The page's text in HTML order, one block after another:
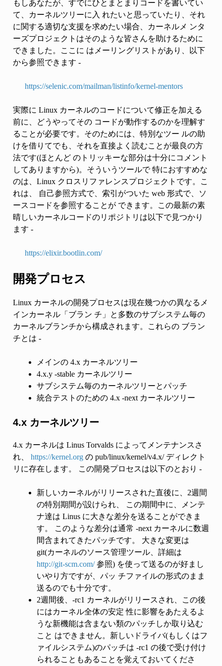
もしあなたが、すでにひとまとまりコードを書いてい
て、カーネルツリーに入 れたいと思っていたり、それ
に関する適切な支援を求めたい場合、カーネルメ ンタ
ーズプロジェクトはそのような皆さんを助けるために
できました。ここに はメーリングリストがあり、以下
から参照できます -
https://selenic.com/mailman/listinfo/kernel-mentors
実際に Linux カーネルのコードについて修正を加える
前に、どうやってその コードが動作するのかを理解す
ることが必要です。そのためには、特別なツー ルの助
けを借りてでも、それを直接よく読むことが最良の方
法です(ほとんど のトリッキーな部分は十分にコメント
してありますから)。そういうツールで 特におすすめな
のは、Linux クロスリファレンスプロジェクトです。こ
れは、 自己参照方式で、索引がついた web 形式で、ソ
ースコードを参照することが できます。この最新の素
晴しいカーネルコードのリポジトリは以下で見つかり
ます -
https://elixir.bootlin.com/
開発プロセス
Linux カーネルの開発プロセスは現在幾つかの異なるメ
インカーネル「ブラン チ」と多数のサブシステム毎の
カーネルブランチから構成されます。これらの ブラン
チとは -
メインの 4.x カーネルツリー
4.x.y -stable カーネルツリー
サブシステム毎のカーネルツリーとパッチ
統合テストのための 4.x -next カーネルツリー
4.x カーネルツリー
4.x カーネルは Linus Torvalds によってメンテナンスさ
れ、 https://kernel.orgの pub/linux/kernel/v4.x/ ディレクト
リに存在します。 この開発プロセスは以下のとおり -
新しいカーネルがリリースされた直後に、2週間
の特別期間が設けられ、 この期間中に、メンテ
ナ達は Linus に大きな差分を送ることができま
す。 このような差分は通常 -next カーネルに数週
間含まれてきたパッチです。 大きな変更は
git(カーネルのソース管理ツール、詳細は
http://git-scm.com/参照) を使って送るのが好まし
いやり方ですが、パッ チファイルの形式のまま
送るのでも十分です。
2週間後、-rc1 カーネルがリリースされ、この後
にはカーネル全体の安定 性に影響をあたえるよ
うな新機能は含まない類のパッチしか取り込む
こと はできません。新しいドライバ(もしくはフ
ァイルシステム)のパッチは -rc1 の後で受け付け
られることもあることを覚えておいてくださ